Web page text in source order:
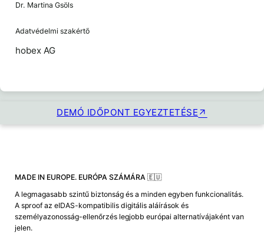
Dr. Martina Gsöls
Adatvédelmi szakértő
hobex AG
DEMÓ IDŐPONT EGYEZTETÉSE
MADE IN EUROPE. EURÓPA SZÁMÁRA 🇪🇺
A legmagasabb szintű biztonság és a minden egyben funkcionalitás.
A sproof az eIDAS-kompatibilis digitális aláírások és
személyazonosság-ellenőrzés legjobb európai alternatívájaként van
jelen.